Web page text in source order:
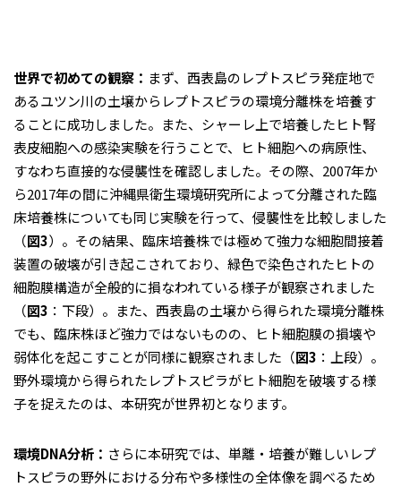
世界で初めての観察： まず、西表島のレプトスピラ発症地で
あるユツン川の土壌からレプトスピラの環境分離株を培養す
ることに成功しました。また、シャーレ上で培養したヒト腎
表皮細胞への感染実験を行うことで、ヒト細胞への病原性、
すなわち直接的な侵襲性を確認しました。その際、2007年か
ら2017年の間に沖縄県衛生環境研究所によって分離された臨
床培養株についても同じ実験を行って、侵襲性を比較しました
（図3）。その結果、臨床培養株では極めて強力な細胞間接着
装置の破壊が引き起こされており、緑色で染色されたヒトの
細胞膜構造が全般的に損なわれている様子が観察されました
（図3 ：下段）。また、西表島の土壌から得られた環境分離株
でも、臨床株ほど強力ではないものの、ヒト細胞膜の損壊や
弱体化を起こすことが同様に観察されました（図3 ：上段）。
野外環境から得られたレプトスピラがヒト細胞を破壊する様
子を捉えたのは、本研究が世界初となります。
環境DNA分析： さらに本研究では、単離・培養が難しいレプ
トスピラの野外における分布や多様性の全体像を調べるため